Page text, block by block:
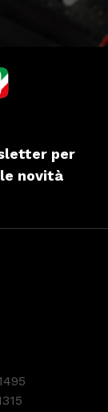
per
novità